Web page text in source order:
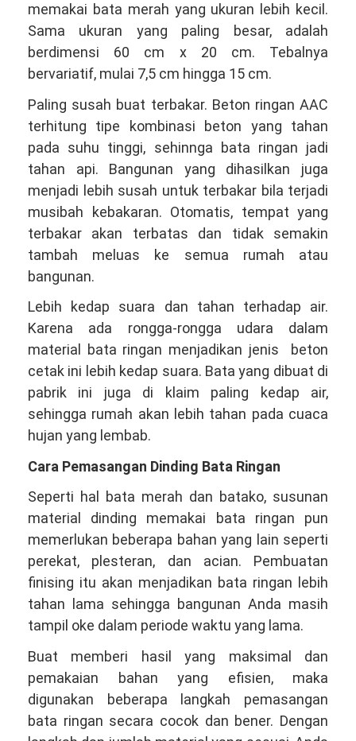
memakai bata merah yang ukuran lebih kecil.
Sama ukuran yang paling besar, adalah
berdimensi 60 cm x 20 cm. Tebalnya
bervariatif, mulai 7,5 cm hingga 15 cm.
Paling susah buat terbakar. Beton ringan AAC
terhitung tipe kombinasi beton yang tahan
pada suhu tinggi, sehinnga bata ringan jadi
tahan api. Bangunan yang dihasilkan juga
menjadi lebih susah untuk terbakar bila terjadi
musibah kebakaran. Otomatis, tempat yang
terbakar akan terbatas dan tidak semakin
tambah meluas ke semua rumah atau
bangunan.
Lebih kedap suara dan tahan terhadap air.
Karena ada rongga-rongga udara dalam
material bata ringan menjadikan jenis beton
cetak ini lebih kedap suara. Bata yang dibuat di
pabrik ini juga di klaim paling kedap air,
sehingga rumah akan lebih tahan pada cuaca
hujan yang lembab.
Cara Pemasangan Dinding Bata Ringan
Seperti hal bata merah dan batako, susunan
material dinding memakai bata ringan pun
memerlukan beberapa bahan yang lain seperti
perekat, plesteran, dan acian. Pembuatan
finising itu akan menjadikan bata ringan lebih
tahan lama sehingga bangunan Anda masih
tampil oke dalam periode waktu yang lama.
Buat memberi hasil yang maksimal dan
pemakaian bahan yang efisien, maka
digunakan beberapa langkah pemasangan
bata ringan secara cocok dan bener. Dengan